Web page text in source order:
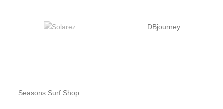
DBjourney
Seasons Surf Shop